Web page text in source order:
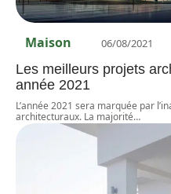
Maison 06/08/2021
Les meilleurs projets
année 2021
L’année 2021 sera marquée par
architecturaux. La majorité…